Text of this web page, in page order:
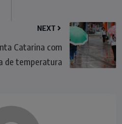
NEXT
Catarina com
de temperatura